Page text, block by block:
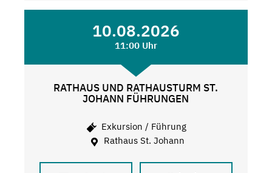
10.08.2026
11:00 Uhr
RATHAUS UND RATHAUSTURM ST.
JOHANN FÜHRUNGEN
Exkursion / Führung
Rathaus St. Johann